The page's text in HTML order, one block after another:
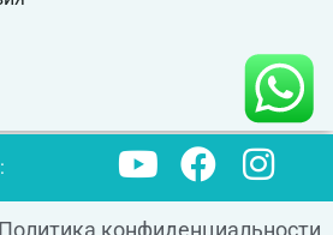
Политика конфиденциальности